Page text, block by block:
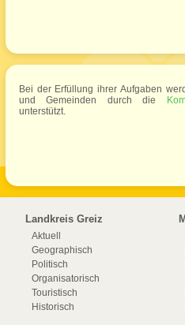
Bei der Erfüllung ihrer Aufgaben
und Gemeinden durch die
unterstützt.
Landkreis Greiz
Aktuell
Geographisch
Politisch
Organisatorisch
Touristisch
Historisch